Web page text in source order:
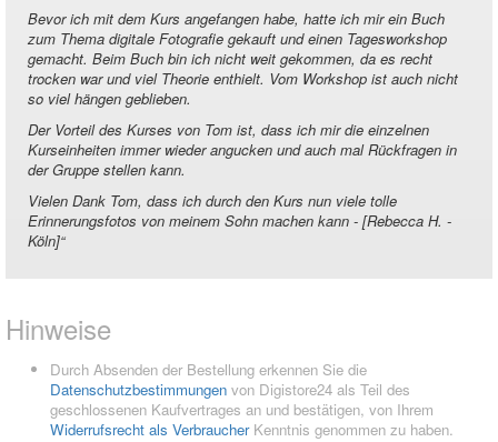
Bevor ich mit dem Kurs angefangen habe, hatte ich mir ein Buch
zum Thema digitale Fotografie gekauft und einen Tagesworkshop
gemacht. Beim Buch bin ich nicht weit gekommen, da es recht
trocken war und viel Theorie enthielt. Vom Workshop ist auch nicht
so viel hängen geblieben.
Der Vorteil des Kurses von Tom ist, dass ich mir die einzelnen
Kurseinheiten immer wieder angucken und auch mal Rückfragen in
der Gruppe stellen kann.
Vielen Dank Tom, dass ich durch den Kurs nun viele tolle
Erinnerungsfotos von meinem Sohn machen kann - [Rebecca H. -
Köln]“
Hinweise
Durch Absenden der Bestellung erkennen Sie die
Datenschutzbestimmungen von Digistore24 als Teil des
geschlossenen Kaufvertrages an und bestätigen, von Ihrem
Widerrufsrecht als VerbraucherKenntnis genommen zu haben.